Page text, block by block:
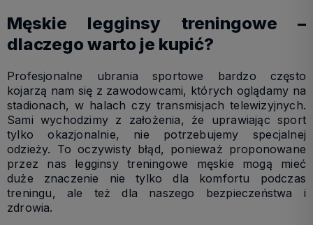
Męskie legginsy treningowe –
dlaczego warto je kupić?
Profesjonalne ubrania sportowe bardzo często
kojarzą nam się z zawodowcami, których oglądamy na
stadionach, w halach czy transmisjach telewizyjnych.
Sami wychodzimy z założenia, że uprawiając sport
tylko okazjonalnie, nie potrzebujemy specjalnej
odzieży. To oczywisty błąd, ponieważ proponowane
przez nas legginsy treningowe męskie mogą mieć
duże znaczenie nie tylko dla komfortu podczas
treningu, ale też dla naszego bezpieczeństwa i
zdrowia.